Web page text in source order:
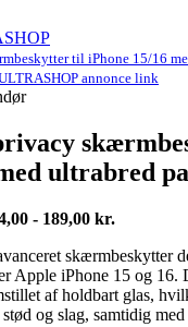
til iPhone 15/16
annonce link
ultrabred
- 189,00 kr.
skærmbeskytter
Apple iPhone 15 og 16.
af holdbart glas,
og slag, samtidig